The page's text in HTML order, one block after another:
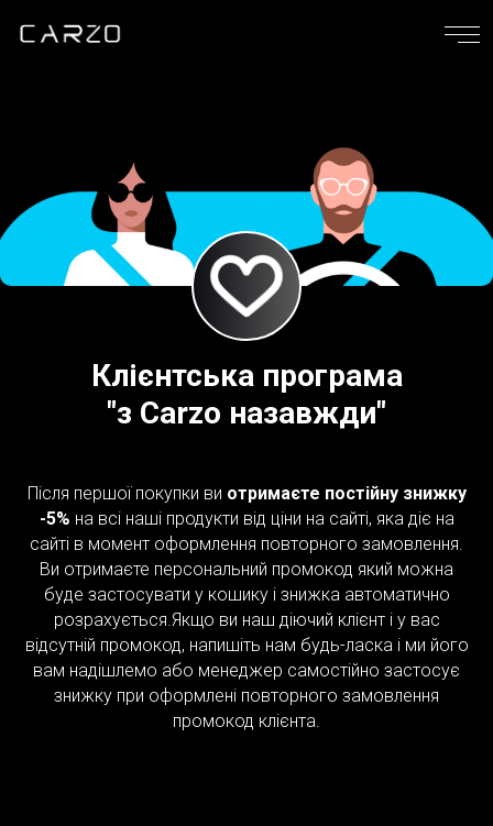
Клієнтська програма
"з Carzo назавжди"
Після першої покупки ви отримаєте постійну знижку
-5% на всі наші продукти від ціни на сайті, яка діє на
сайті в момент оформлення повторного замовлення.
Ви отримаєте персональний промокод який можна
буде застосувати у кошику і знижка автоматично
розрахується.Якщо ви наш діючий клієнт і у вас
відсутній промокод, напишіть нам будь-ласка і ми його
вам надішлемо або менеджер самостійно застосує
знижку при оформлені повторного замовлення
промокод клієнта.